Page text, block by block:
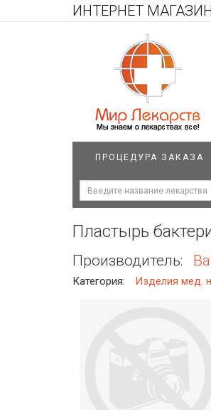
ИНТЕРНЕТ МАГАЗИН
ПРОЦЕДУРА ЗАКАЗА
Пластырь
Производитель:
Категория: Изделия мед.